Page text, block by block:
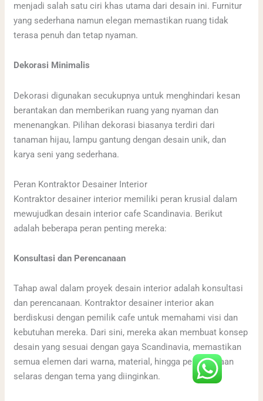
menjadi salah satu ciri khas utama dari desain ini. Furnitur
yang sederhana namun elegan memastikan ruang tidak
terasa penuh dan tetap nyaman.
Dekorasi Minimalis
Dekorasi digunakan secukupnya untuk menghindari kesan
berantakan dan memberikan ruang yang nyaman dan
menenangkan. Pilihan dekorasi biasanya terdiri dari
tanaman hijau, lampu gantung dengan desain unik, dan
karya seni yang sederhana.
Peran Kontraktor Desainer Interior
Kontraktor desainer interior memiliki peran krusial dalam
mewujudkan desain interior cafe Scandinavia. Berikut
adalah beberapa peran penting mereka:
Konsultasi dan Perencanaan
Tahap awal dalam proyek desain interior adalah konsultasi
dan perencanaan. Kontraktor desainer interior akan
berdiskusi dengan pemilik cafe untuk memahami visi dan
kebutuhan mereka. Dari sini, mereka akan membuat konsep
desain yang sesuai dengan gaya Scandinavia, memastikan
semua elemen dari warna, material, hingga pencahayaan
selaras dengan tema yang diinginkan.